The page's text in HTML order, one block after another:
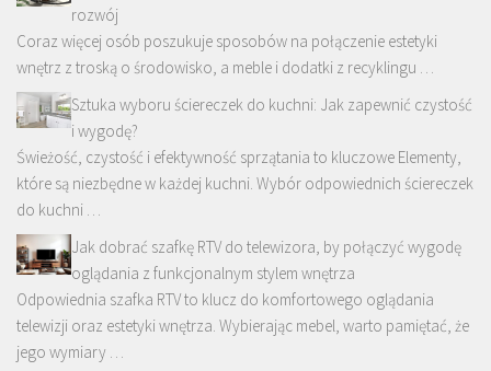
rozwój
Coraz więcej osób poszukuje sposobów na połączenie estetyki
wnętrz z troską o środowisko, a meble i dodatki z recyklingu …
Sztuka wyboru ściereczek do kuchni: Jak zapewnić czystość
i wygodę?
Świeżość, czystość i efektywność sprzątania to kluczowe Elementy,
które są niezbędne w każdej kuchni. Wybór odpowiednich ściereczek
do kuchni …
Jak dobrać szafkę RTV do telewizora, by połączyć wygodę
oglądania z funkcjonalnym stylem wnętrza
Odpowiednia szafka RTV to klucz do komfortowego oglądania
telewizji oraz estetyki wnętrza. Wybierając mebel, warto pamiętać, że
jego wymiary …